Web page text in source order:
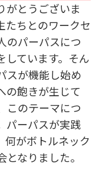
がとうございま
たちとのワークセ
のパーパスにつ
しています。そん
スが機能し始め
の飽きが生じて
このテーマにつ
パーパスが実践
何がボトルネック
なりました。